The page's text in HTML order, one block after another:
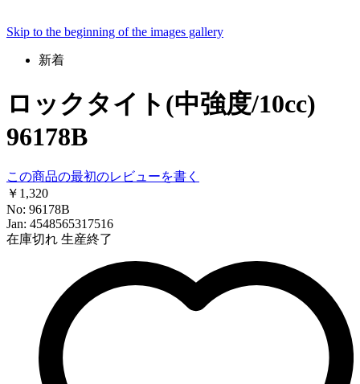
Skip to the beginning of the images gallery
新着
ロックタイト(中強度/10cc)
96178B
この商品の最初のレビューを書く
￥1,320
No: 96178B
Jan: 4548565317516
在庫切れ 生産終了